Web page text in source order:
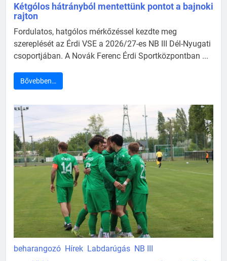
Kétgólos hátrányból mentettünk pontot a bajnoki
rajton
Fordulatos, hatgólos mérkőzéssel kezdte meg
szereplését az Érdi VSE a 2026/27-es NB III Dél-Nyugati
csoportjában. A Novák Ferenc Érdi Sportközpontban ...
Bővebben…
beharangozó Hírek Labdarúgás NB III